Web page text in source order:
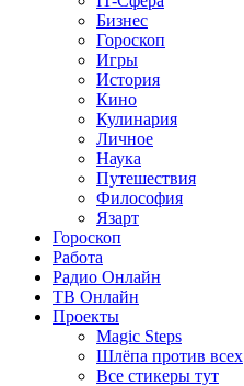
Бизнес
Гороскоп
Игры
История
Кино
Кулинария
Личное
Наука
Путешествия
Философия
Язарт
Гороскоп
Работа
Радио Онлайн
ТВ Онлайн
Проекты
Magic Steps
Шлёпа против всех
Все стикеры тут